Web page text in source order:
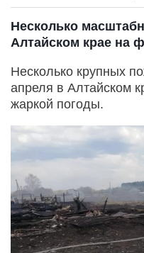
Несколько
Алтайском крае на
Несколько крупных
апреля в Алтайском
жаркой погоды.